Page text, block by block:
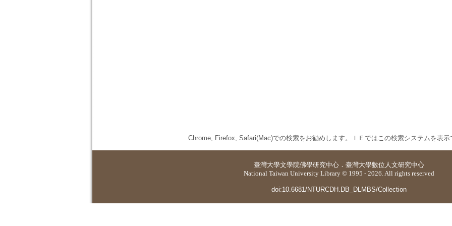
Chrome, Firefox, Safari(Mac)での検索をお勧めします。ＩＥではこの検索システムを表示
臺灣大學文學院佛學研究中心 ． 臺灣大學數位人文研究中心
National Taiwan University Library © 1995 - 2026. All rights reserved
doi:10.6681/NTURCDH.DB_DLMBS/Collection